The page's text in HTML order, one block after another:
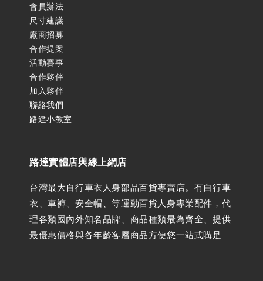
會員辦法
尺寸建議
廠商招募
合作提案
活動賽事
合作夥伴
加入夥伴
聯絡我們
路達小教室
路達實體店與線上網店
台灣最大自行車衣人身部品百貨專賣店。有自行車
衣、車褲、安全帽、等運動百貨人身專業配件，代
理各類國內外知名品牌、商品種類最為齊全、提供
最優惠價格與各年齡客層商品方便您一站式購足